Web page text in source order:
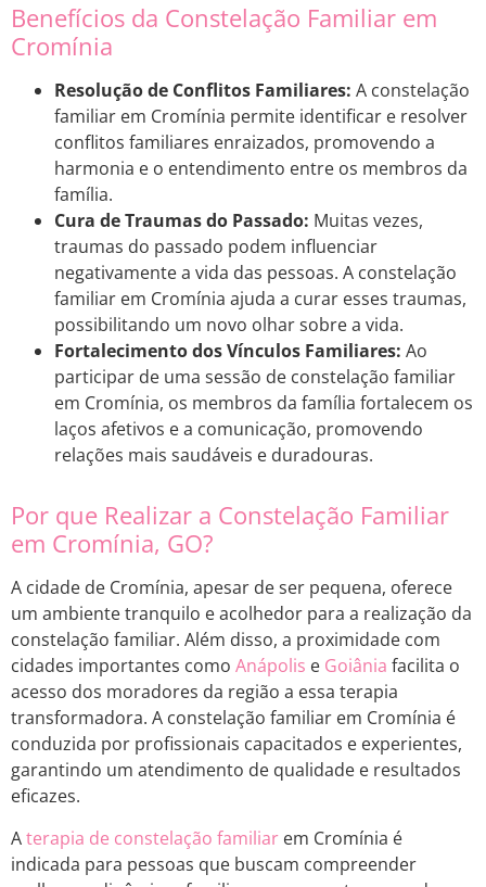
Benefícios da Constelação Familiar em
Cromínia
Resolução de Conflitos Familiares: A constelação
familiar em Cromínia permite identificar e resolver
conflitos familiares enraizados, promovendo a
harmonia e o entendimento entre os membros da
família.
Cura de Traumas do Passado: Muitas vezes,
traumas do passado podem influenciar
negativamente a vida das pessoas. A constelação
familiar em Cromínia ajuda a curar esses traumas,
possibilitando um novo olhar sobre a vida.
Fortalecimento dos Vínculos Familiares: Ao
participar de uma sessão de constelação familiar
em Cromínia, os membros da família fortalecem os
laços afetivos e a comunicação, promovendo
relações mais saudáveis e duradouras.
Por que Realizar a Constelação Familiar
em Cromínia, GO?
A cidade de Cromínia, apesar de ser pequena, oferece
um ambiente tranquilo e acolhedor para a realização da
constelação familiar. Além disso, a proximidade com
cidades importantes como Anápolis e Goiânia facilita o
acesso dos moradores da região a essa terapia
transformadora. A constelação familiar em Cromínia é
conduzida por profissionais capacitados e experientes,
garantindo um atendimento de qualidade e resultados
eficazes.
Aterapia de constelação familiar em Cromínia é
indicada para pessoas que buscam compreender